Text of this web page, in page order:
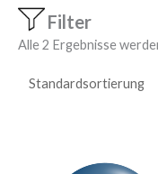
Filter
Alle 2 Ergebnisse